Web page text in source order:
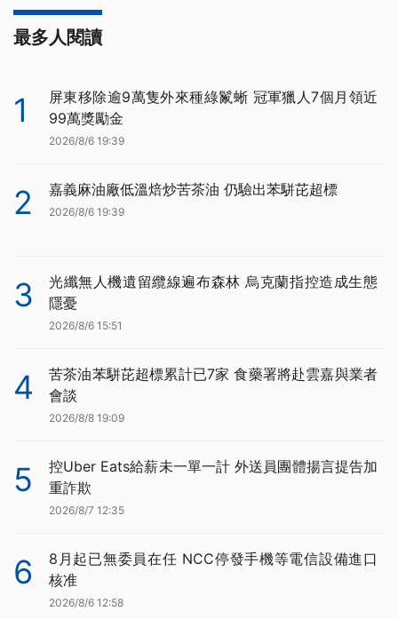
最多人閱讀
1
屏東移除逾9萬隻外來種綠鬣蜥 冠軍獵人7個月領近
99萬獎勵金
2026/8/6 19:39
2 嘉義麻油廠低溫焙炒苦茶油 仍驗出苯駢芘超標
2026/8/6 19:39
3
光纖無人機遺留纜線遍布森林 烏克蘭指控造成生態
隱憂
2026/8/6 15:51
4
苦茶油苯駢芘超標累計已7家 食藥署將赴雲嘉與業者
會談
2026/8/8 19:09
5
控Uber Eats給薪未一單一計 外送員團體揚言提告加
重詐欺
2026/8/7 12:35
6
8月起已無委員在任 NCC停發手機等電信設備進口
核准
2026/8/6 12:58